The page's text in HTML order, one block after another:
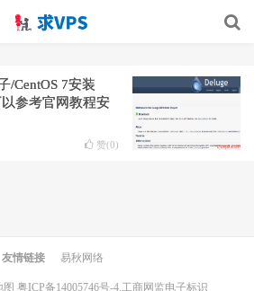
/CentOS 7安装
参考官网教程安
赞(0)
友情链接 易秋网络
图 粤ICP备14005746号-4.工商网监电子标识